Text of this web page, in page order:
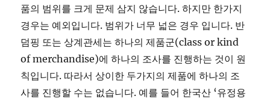
품의 범위를 크게 문제 삼지 않습니다. 하지만 한가지
경우는 예외입니다. 범위가 너무 넓은 경우 입니다. 반
덤핑 또는 상계관세는 하나의 제품군(class or kind
of merchandise)에 하나의 조사를 진행하는 것이 원
칙입니다. 따라서 상이한 두가지의 제품에 하나의 조
사를 진행할 수는 없습니다. 예를 들어 한국산 ‘유정용